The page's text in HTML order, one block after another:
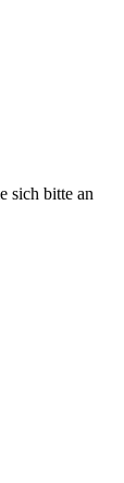
sich bitte an